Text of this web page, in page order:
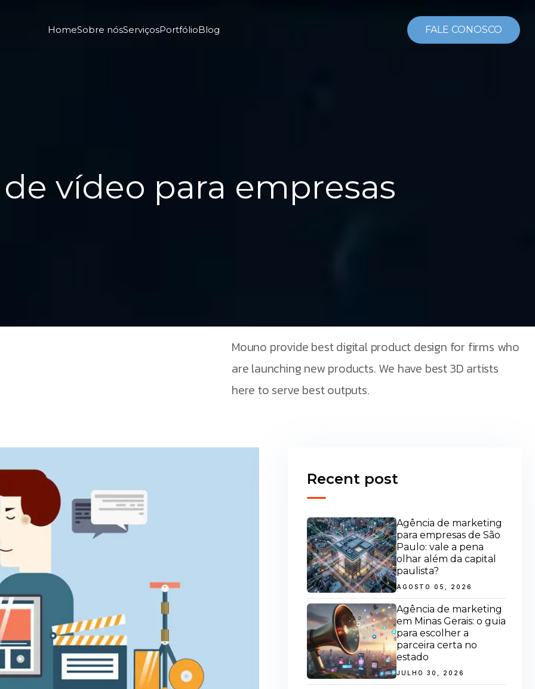
HomeSobre nósServiçosPortfólioBlog FALE CONOSCO
vídeo para empresas
Mouno provide best digital product design for firms who
are launching new products. We have best 3D artists
here to serve best outputs.
Recent post
Agência de marketing
para empresas de São
Paulo: vale a pena
olhar além da capital
paulista?
AGOSTO 05, 2026
Agência de marketing
em Minas Gerais: o guia
para escolher a
parceira certa no
estado
JULHO 30, 2026